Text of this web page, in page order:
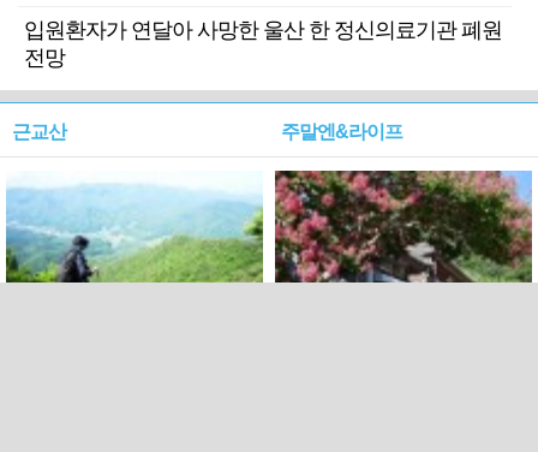
입원환자가 연달아 사망한 울산 한 정신의료기관 폐원
전망
근교산 주말엔&라이프